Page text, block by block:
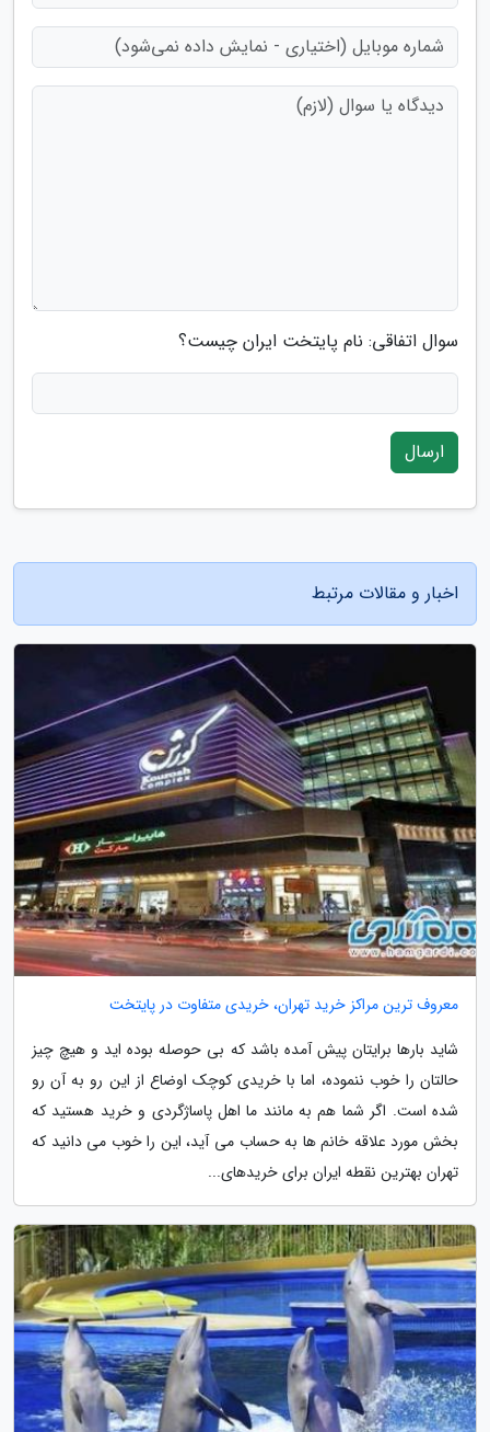
سوال اتفاقی: نام پایتخت ایران چیست؟
ارسال
اخبار و مقالات مرتبط
معروف ترین مراکز خرید تهران، خریدی متفاوت در پایتخت
شاید بارها برایتان پیش آمده باشد که بی حوصله بوده اید و هیچ چیز
حالتان را خوب ننموده، اما با خریدی کوچک اوضاع از این رو به آن رو
شده است. اگر شما هم به مانند ما اهل پاساژگردی و خرید هستید که
بخش مورد علاقه خانم ها به حساب می آید، این را خوب می دانید که
تهران بهترین نقطه ایران برای خریدهای...